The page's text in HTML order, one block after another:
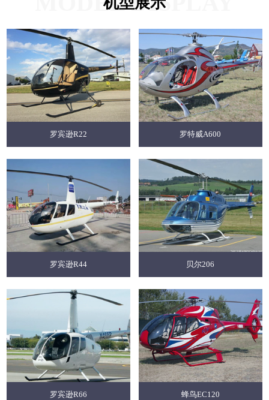
罗宾逊R22 罗特威A600
罗宾逊R44 贝尔206
罗宾逊R66 蜂鸟EC120